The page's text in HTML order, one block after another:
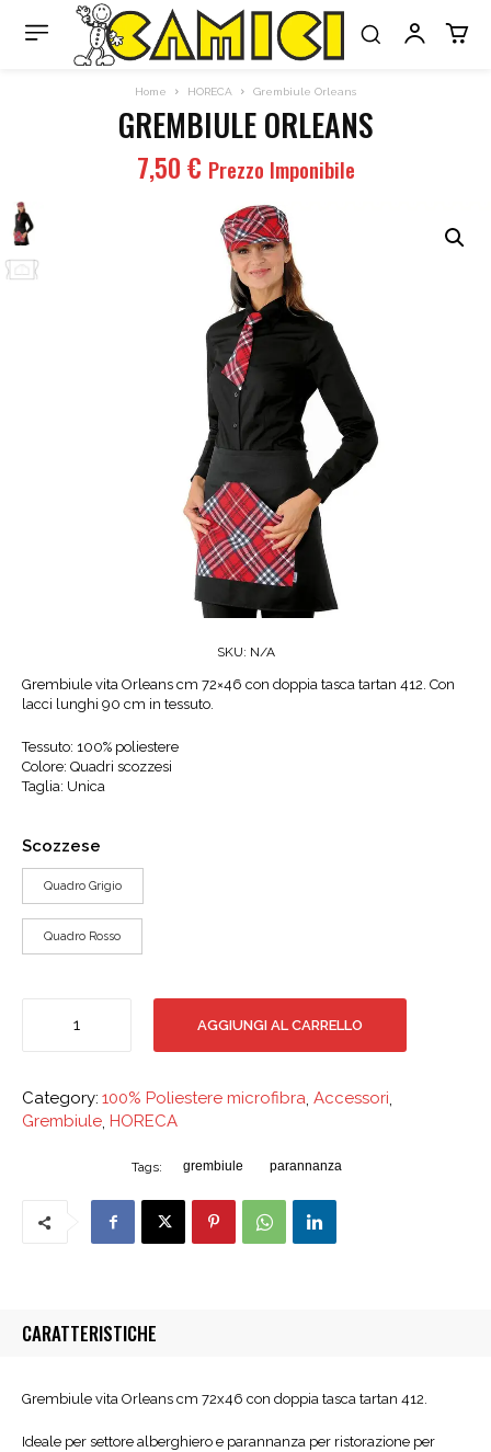
Home HORECA Grembiule Orleans
GREMBIULE ORLEANS
7,50€ Prezzo Imponibile
SKU: N/A
Grembiule vita Orleans cm 72×46 con doppia tasca tartan 412. Con
lacci lunghi 90 cm in tessuto.
Tessuto: 100% poliestere
Colore: Quadri scozzesi
Taglia: Unica
Scozzese
Quadro Grigio
Quadro Rosso
Orleans
AGGIUNGI AL CARRELLO
Category: 100% Poliestere microfibra Accessori
Grembiule HORECA
Tags: grembiule parannanza
CARATTERISTICHE
Grembiule vita Orleans cm 72x46 con doppia tasca tartan 412.
Ideale per settore alberghiero e parannanza per ristorazione per